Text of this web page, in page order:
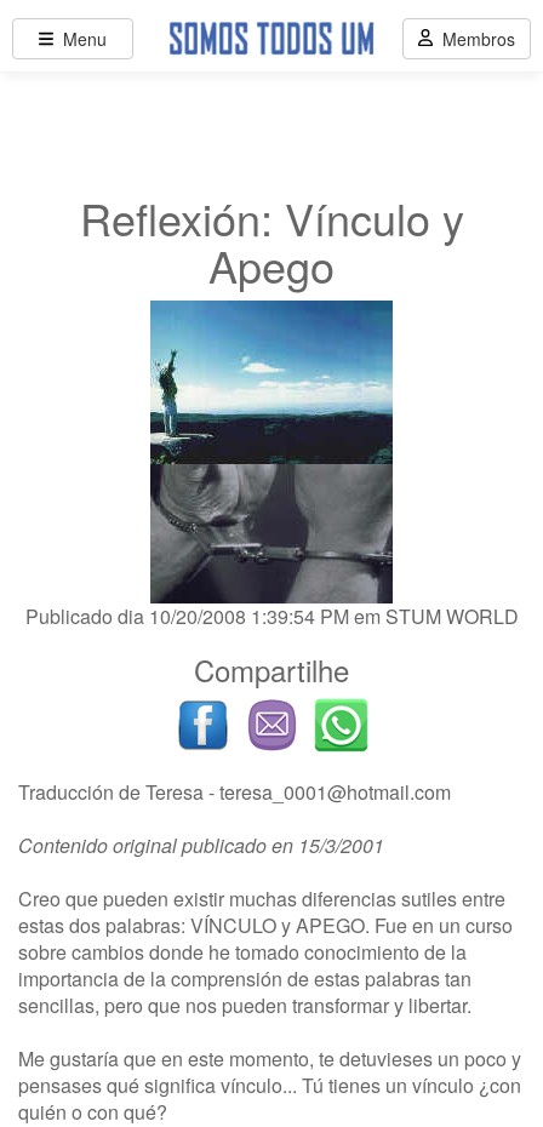
Reflexión: Vínculo y
Apego
Publicado dia 10/20/2008 1:39:54 PM em STUM WORLD
Compartilhe
Traducción de Teresa -teresa_0001@hotmail.com
Contenido original publicado en 15/3/2001
Creo que pueden existir muchas diferencias sutiles entre
estas dos palabras: VÍNCULO y APEGO. Fue en un curso
sobre cambios donde he tomado conocimiento de la
importancia de la comprensión de estas palabras tan
sencillas, pero que nos pueden transformar y libertar.
Me gustaría que en este momento, te detuvieses un poco y
pensases qué significa vínculo... Tú tienes un vínculo ¿con
quién o con qué?
Menu Membros